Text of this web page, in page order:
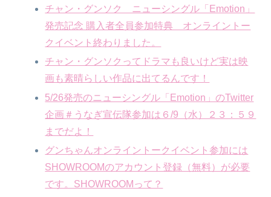
チャン・グンソク ニューシングル「Emotion」
発売記念 購入者全員参加特典 オンライントー
クイベント終わりました。
チャン・グンソクってドラマも良いけど実は映
画も素晴らしい作品に出てるんです！
5/26発売のニューシングル「Emotion」のTwitter
企画＃うなぎ宣伝隊参加は６/9（水）２３：５９
までだよ！
グンちゃんオンライントークイベント参加には
SHOWROOMのアカウント登録（無料）が必要
です。SHOWROOMって？